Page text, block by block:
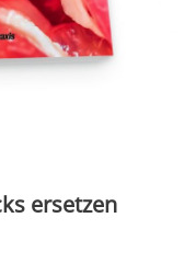
ersetzen